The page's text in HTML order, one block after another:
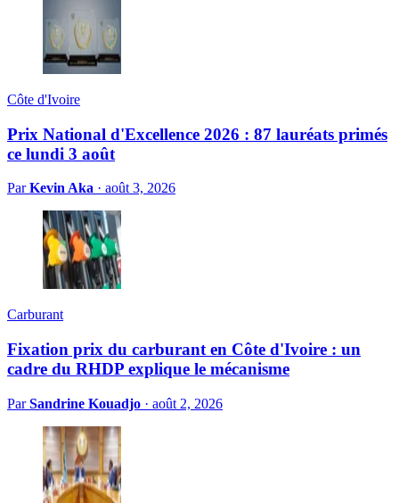
Côte d'Ivoire
Prix National d'Excellence 2026 : 87 lauréats primés
ce lundi 3 août
ParKevin Aka · août 3, 2026
Carburant
Fixation prix du carburant en Côte d'Ivoire : un
cadre du RHDP explique le mécanisme
ParSandrine Kouadjo · août 2, 2026